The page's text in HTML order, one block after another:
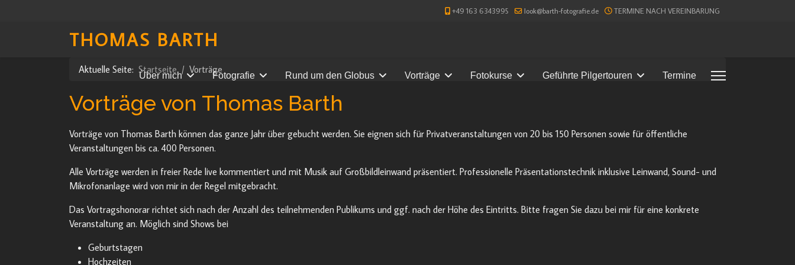
+49 163 6343995 look@barth-fotografie.de TERMINE NACH VEREINBARUNG
THOMAS BARTH
Über mich Fotografie Rund um den Globus Vorträge Fotokurse Geführte Pilgertouren Termine
Aktuelle Seite: Startseite Vorträge
Vorträge von Thomas Barth
Vorträge von Thomas Barth können das ganze Jahr über gebucht werden. Sie eignen sich für Privatveranstaltungen von 20 bis 150 Personen sowie für öffentliche
Veranstaltungen bis ca. 400 Personen.
Alle Vorträge werden in freier Rede live kommentiert und mit Musik auf Großbildleinwand präsentiert. Professionelle Präsentationstechnik inklusive Leinwand, Sound- und
Mikrofonanlage wird von mir in der Regel mitgebracht.
Das Vortragshonorar richtet sich nach der Anzahl des teilnehmenden Publikums und ggf. nach der Höhe des Eintritts. Bitte fragen Sie dazu bei mir für eine konkrete
Veranstaltung an. Möglich sind Shows bei
Geburtstagen
Hochzeiten